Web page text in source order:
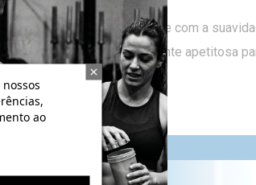
profundo do cacau se funde com a
é uma barra especialmente apetitosa
ao